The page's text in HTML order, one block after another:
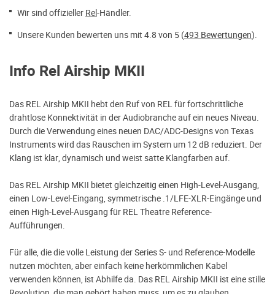
Wir sind offizieller Rel-Händler.
Unsere Kunden bewerten uns mit 4.8 von 5 (493 Bewertungen).
Info Rel Airship MKII
Das REL Airship MKII hebt den Ruf von REL für fortschrittliche
drahtlose Konnektivität in der Audiobranche auf ein neues Niveau.
Durch die Verwendung eines neuen DAC/ADC-Designs von Texas
Instruments wird das Rauschen im System um 12 dB reduziert. Der
Klang ist klar, dynamisch und weist satte Klangfarben auf.
Das REL Airship MKII bietet gleichzeitig einen High-Level-Ausgang,
einen Low-Level-Eingang, symmetrische .1/LFE-XLR-Eingänge und
einen High-Level-Ausgang für REL Theatre Reference-
Aufführungen.
Für alle, die die volle Leistung der Series S- und Reference-Modelle
nutzen möchten, aber einfach keine herkömmlichen Kabel
verwenden können, ist Abhilfe da. Das REL Airship MKII ist eine stille